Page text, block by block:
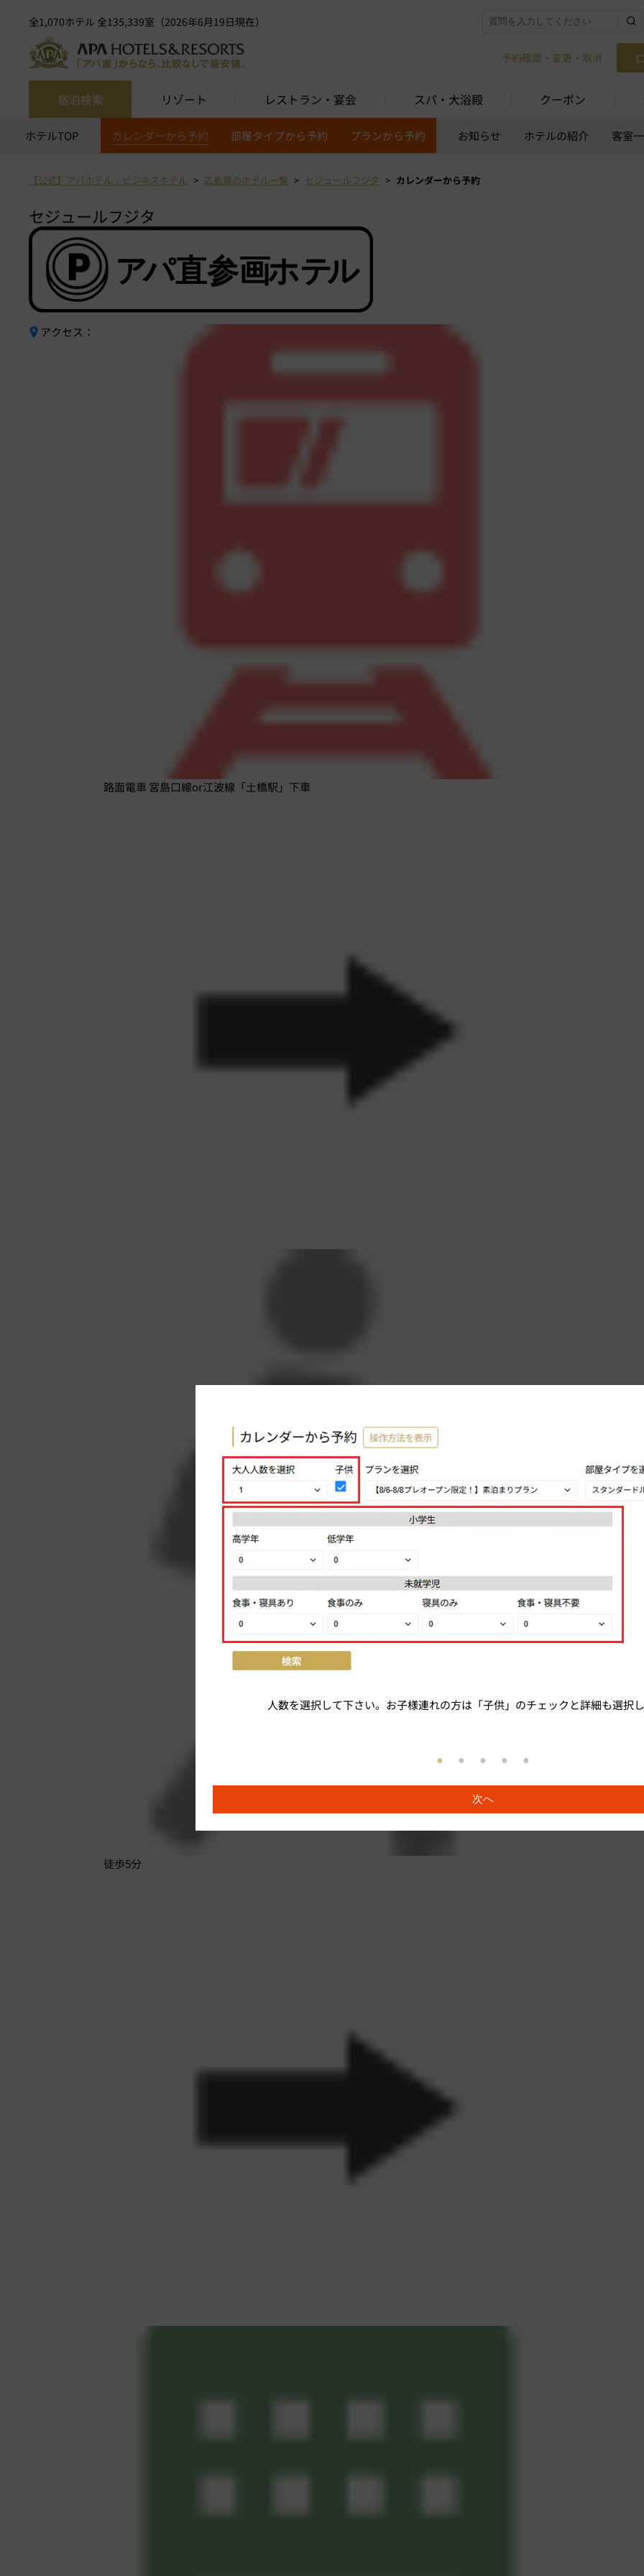
人数を選択して下さい。お子様連れの方は「子供」のチェックと詳細も選択し
次へ
全1,070ホテル 全135,339室（2026年6月19日現在）
予約確認・変更・取消
宿泊検索 リゾート レストラン・宴会 スパ・大浴殿 クーポン
ホテルTOP カレンダーから予約 部屋タイプから予約 プランから予約 お知らせ ホテルの紹介 客室
【公式】アパホテル｜ビジネスホテル 広島県のホテル一覧 セジュールフジタ カレンダーから予約
セジュールフジタ
アクセス：
路面電車 宮島口線or江波線「土橋駅」下車
徒歩5分